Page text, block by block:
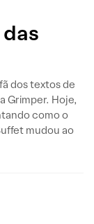
dos textos de
Grimper. Hoje,
como o
mudou ao